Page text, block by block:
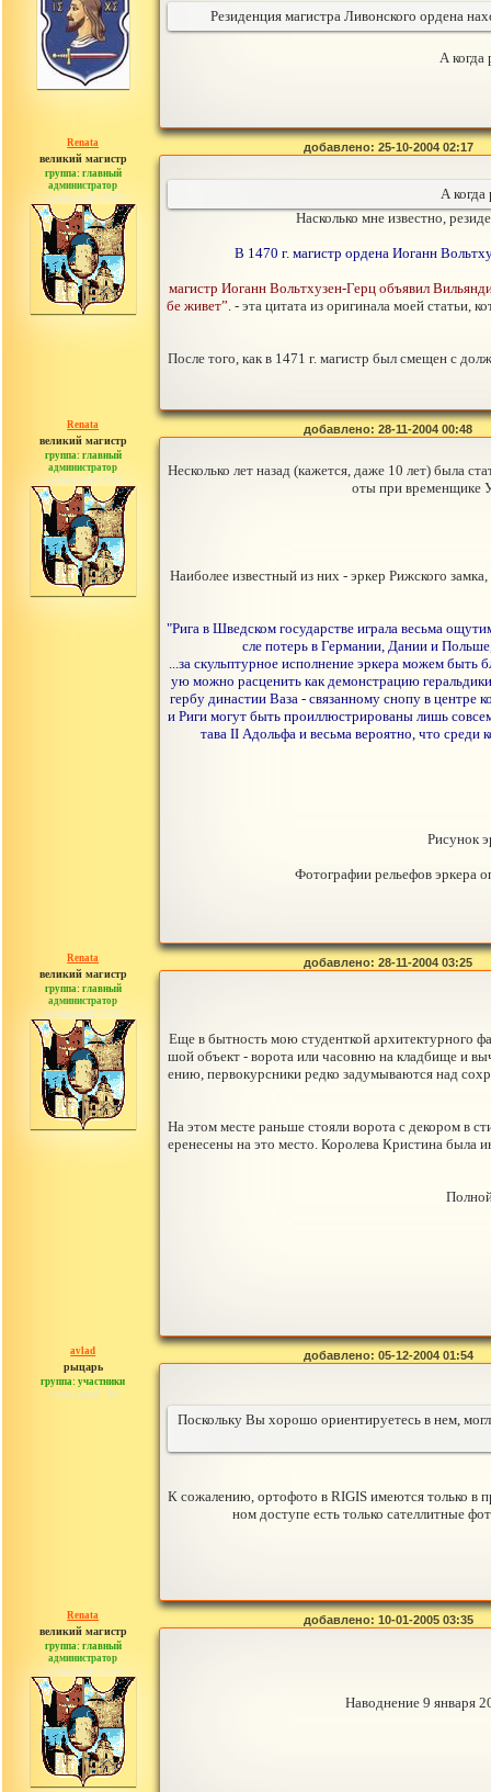
Резиденция магистра Ливонского ордена
А когда
Renata
великий магистр
группа: главный
администратор
сообщений: 2765
добавлено: 25-10-2004 02:17
А когда
Насколько мне известно,
В 1470 г. магистр ордена Иоганн
магистр Иоганн Вольтхузен-Герц объявил
бе живет”. - эта цитата из оригинала моей статьи,
После того, как в 1471 г. магистр был смещен с
Renata
великий магистр
группа: главный
администратор
сообщений: 2765
добавлено: 28-11-2004 00:48
Несколько лет назад (кажется, даже 10 лет) была
оты при временщике
Наиболее известный из них - эркер Рижского
"Рига в Шведском государстве играла весьма
сле потерь в Германии, Дании и
...за скульптурное исполнение эркера можем быть
ую можно расценить как демонстрацию
гербу династии Ваза - связанному снопу в
и Риги могут быть проиллюстрированы лишь
тава II Адольфа и весьма вероятно, что среди
Рисунок
Фотографии рельефов эркера
Renata
великий магистр
группа: главный
администратор
сообщений: 2765
добавлено: 28-11-2004 03:25
Еще в бытность мою студенткой архитектурного
шой объект - ворота или часовню на кладбище и
ению, первокурсники редко задумываются над
На этом месте раньше стояли ворота с декором в
еренесены на это место. Королева Кристина была
avlad
рыцарь
группа: участники
сообщений: 39
добавлено: 05-12-2004 01:54
Поскольку Вы хорошо ориентируетесь в нем,
К сожалению, ортофото в RIGIS имеются только в
ном доступе есть только сателлитные
Renata
великий магистр
группа: главный
администратор
сообщений: 2765
добавлено: 10-01-2005 03:35
Наводнение 9 января